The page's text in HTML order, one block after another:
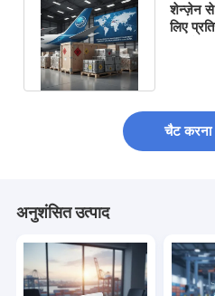
शेन्ज़ेन से
लिए
चैट करना
अनुशंसित उत्पाद